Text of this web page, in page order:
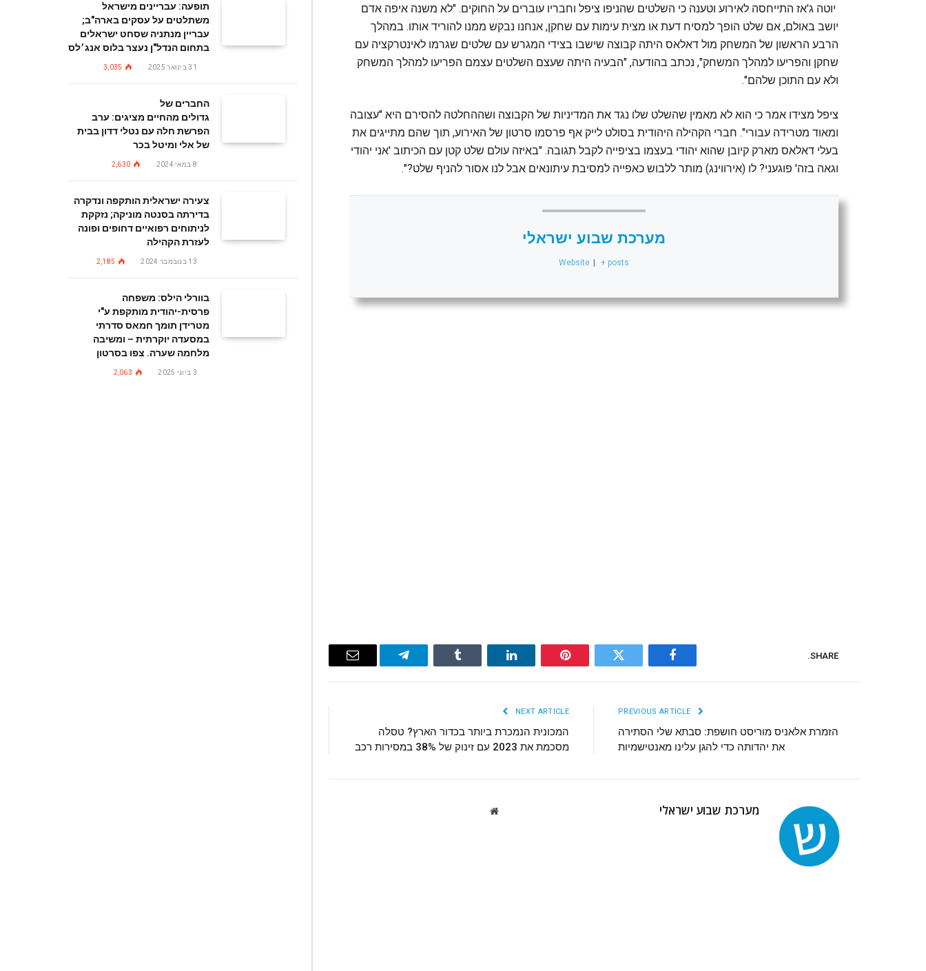
יוטה ג'אז התייחסה לאירוע וטענה כי השלטים שהניפו ציפל וחבריו עוברים על החוקים. "לא משנה איפה אדם
יושב באולם, אם שלט הופך למסיח דעת או מצית עימות עם שחקן, אנחנו נבקש ממנו להוריד אותו. במהלך
הרבע הראשון של המשחק מול דאלאס היתה קבוצה שישבו בצידי המגרש עם שלטים שגרמו לאינטרקציה עם
שחקן והפריעו למהלך המשחק", נכתב בהודעה, "הבעיה היתה שעצם השלטים עצמם הפריעו למהלך המשחק
ולא עם התוכן שלהם".
ציפל מצידו אמר כי הוא לא מאמין שהשלט שלו נגד את המדיניות של הקבוצה ושההחלטה להסירם היא "עצובה
ומאוד מטרידה עבורי". חברי הקהילה היהודית בסולט לייק אף פרסמו סרטון של האירוע, תוך שהם מתייגים את
בעלי דאלאס מארק קיובן שהוא יהודי בעצמו בציפייה לקבל תגובה. "באיזה עולם שלט קטן עם הכיתוב 'אני יהודי
וגאה בזה' פוגעני? לו (אירווינג) מותר ללבוש כאפייה למסיבת עיתונאים אבל לנו אסור להניף שלט?".
מערכת שבוע ישראלי
Website | + posts
SHARE.
Facebook
Twitter
Pinterest
LinkedIn
Tumblr
Telegram
Email
הזמרת אלאניס מוריסט חושפת: סבתא שלי הסתירה
את יהדותה כדי להגן עלינו מאנטישמיות
NEXT ARTICLE
המכונית הנמכרת ביותר בכדור הארץ? טסלה
מסכמת את 2023 עם זינוק של 38% במסירות רכב
מערכת שבוע ישראלי Website
תופעה: עבריינים מישראל
משתלטים על עסקים בארה"ב;
עבריין מנתניה שסחט ישראלים
בתחום הנדל"ן נעצר בלוס אנג׳לס
31 בינואר 2025 3,035
החברים של
גדולים מהחיים מציגים: ערב
הפרשת חלה עם נטלי דדון בבית
של אלי ומיטל בכר
8 במאי 2024 2,630
צעירה ישראלית הותקפה ונדקרה
בדירתה בסנטה מוניקה; נזקקת
לניתוחים רפואיים דחופים ופונה
לעזרת הקהילה
13 בנובמבר 2024 2,185
בוורלי הילס: משפחה
פרסית-יהודית מותקפת ע"י
מטרידן תומך חמאס סדרתי
במסעדה יוקרתית – ומשיבה
מלחמה שערה. צפו בסרטון
3 ביוני 2025 2,063